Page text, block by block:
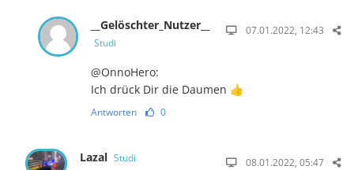
__Gelöschter_Nutzer__
Studi
07.01.2022, 12:43
@OnnoHero:
Ich drück Dir die Daumen 👍
Antworten 0
Lazal Studi 08.01.2022, 05:47